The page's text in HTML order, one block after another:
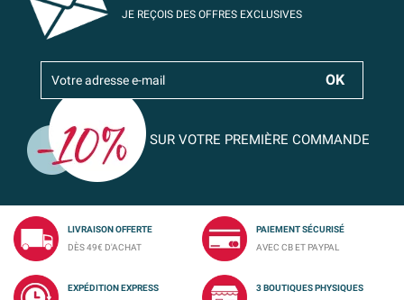
JE REÇOIS DES OFFRES EXCLUSIVES
SUR VOTRE PREMIÈRE COMMANDE
LIVRAISON OFFERTE
DÈS 49€ D'ACHAT
PAIEMENT SÉCURISÉ
AVEC CB ET PAYPAL
EXPÉDITION EXPRESS
3 BOUTIQUES PHYSIQUES